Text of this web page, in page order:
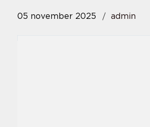
05 november 2025 admin